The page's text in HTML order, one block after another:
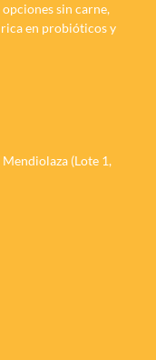
sin carne,
en probióticos y
(Lote 1,